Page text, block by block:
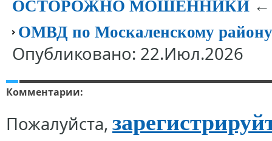
ОСТОРОЖНО МОШЕННИКИ ←
ОМВД по Москаленскому
Опубликовано: 22.Июл.2026
Комментарии:
Пожалуйста,